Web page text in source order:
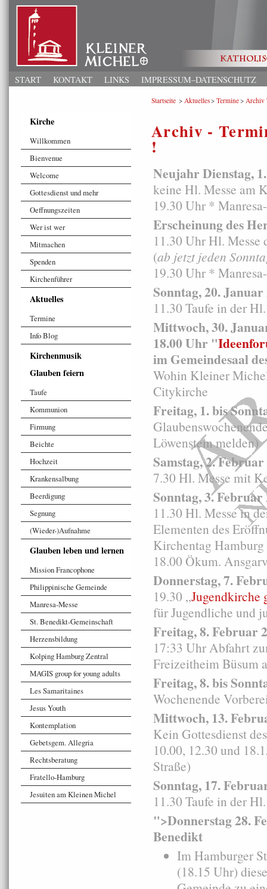
START KONTAKT LINKS IMPRESSUM–DATENSCHUTZ
Startseite Aktuelles Termine Archiv
Archiv -
!
Neujahr Dienstag,
keine Hl. Messe am
19.30 Uhr *
Erscheinung des
11.30 Uhr Hl.
(ab jetzt jeden
19.30 Uhr *
Sonntag, 20. Januar
11.30 Taufe in der
Mittwoch, 30.
18.00 Uhr "
im Gemeindesaal
Wohin Kleiner
Citykirche
Freitag, 1. bis
Löwenstein melden)
Samstag, 2.
7.30 Hl. Messe mit
Sonntag, 3.
11.30 Hl. Messe in
Elementen des
Kirchentag Hamburg
18.00 Ökum.
Donnerstag, 7.
19.30 „Jugendkirche
für Jugendliche und
Freitag, 8. Februar
17:33 Uhr Abfahrt
Freizeitheim Büsum
Freitag, 8. bis
Wochenende
Mittwoch, 13.
Kein Gottesdienst
10.00, 12.30 und
Straße)
Sonntag, 17.
11.30 Taufe in der
">Donnerstag 28.
Benedikt
Im Hamburger
(18.15 Uhr)
Kirche
Willkommen
Bienvenue
Welcome
Gottesdienst und mehr
Oeffnungszeiten
Wer ist wer
Mitmachen
Spenden
Kirchenführer
Aktuelles
Termine
Info Blog
Kirchenmusik
Glauben feiern
Taufe
Kommunion
Firmung
Beichte
Hochzeit
Krankensalbung
Beerdigung
Segnung
(Wieder-)Aufnahme
Glauben leben und lernen
Mission Francophone
Philippinische Gemeinde
Manresa-Messe
St. Benedikt-Gemeinschaft
Herzensbildung
Kolping Hamburg Zentral
MAGIS group for young adults
Les Samaritaines
Jesus Youth
Kontemplation
Gebetsgem. Allegria
Rechtsberatung
Fratello-Hamburg
Jesuiten am Kleinen Michel